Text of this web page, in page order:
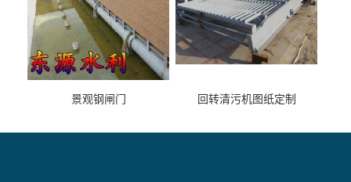
景观钢闸门 回转清污机图纸定制